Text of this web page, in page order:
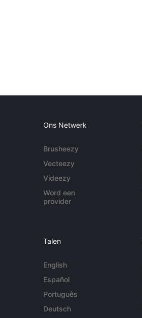
Ons Netwerk
Brusheezy
Vecteezy
Videezy
Word een
provider
Talen
English
Español
Português
Deutsch